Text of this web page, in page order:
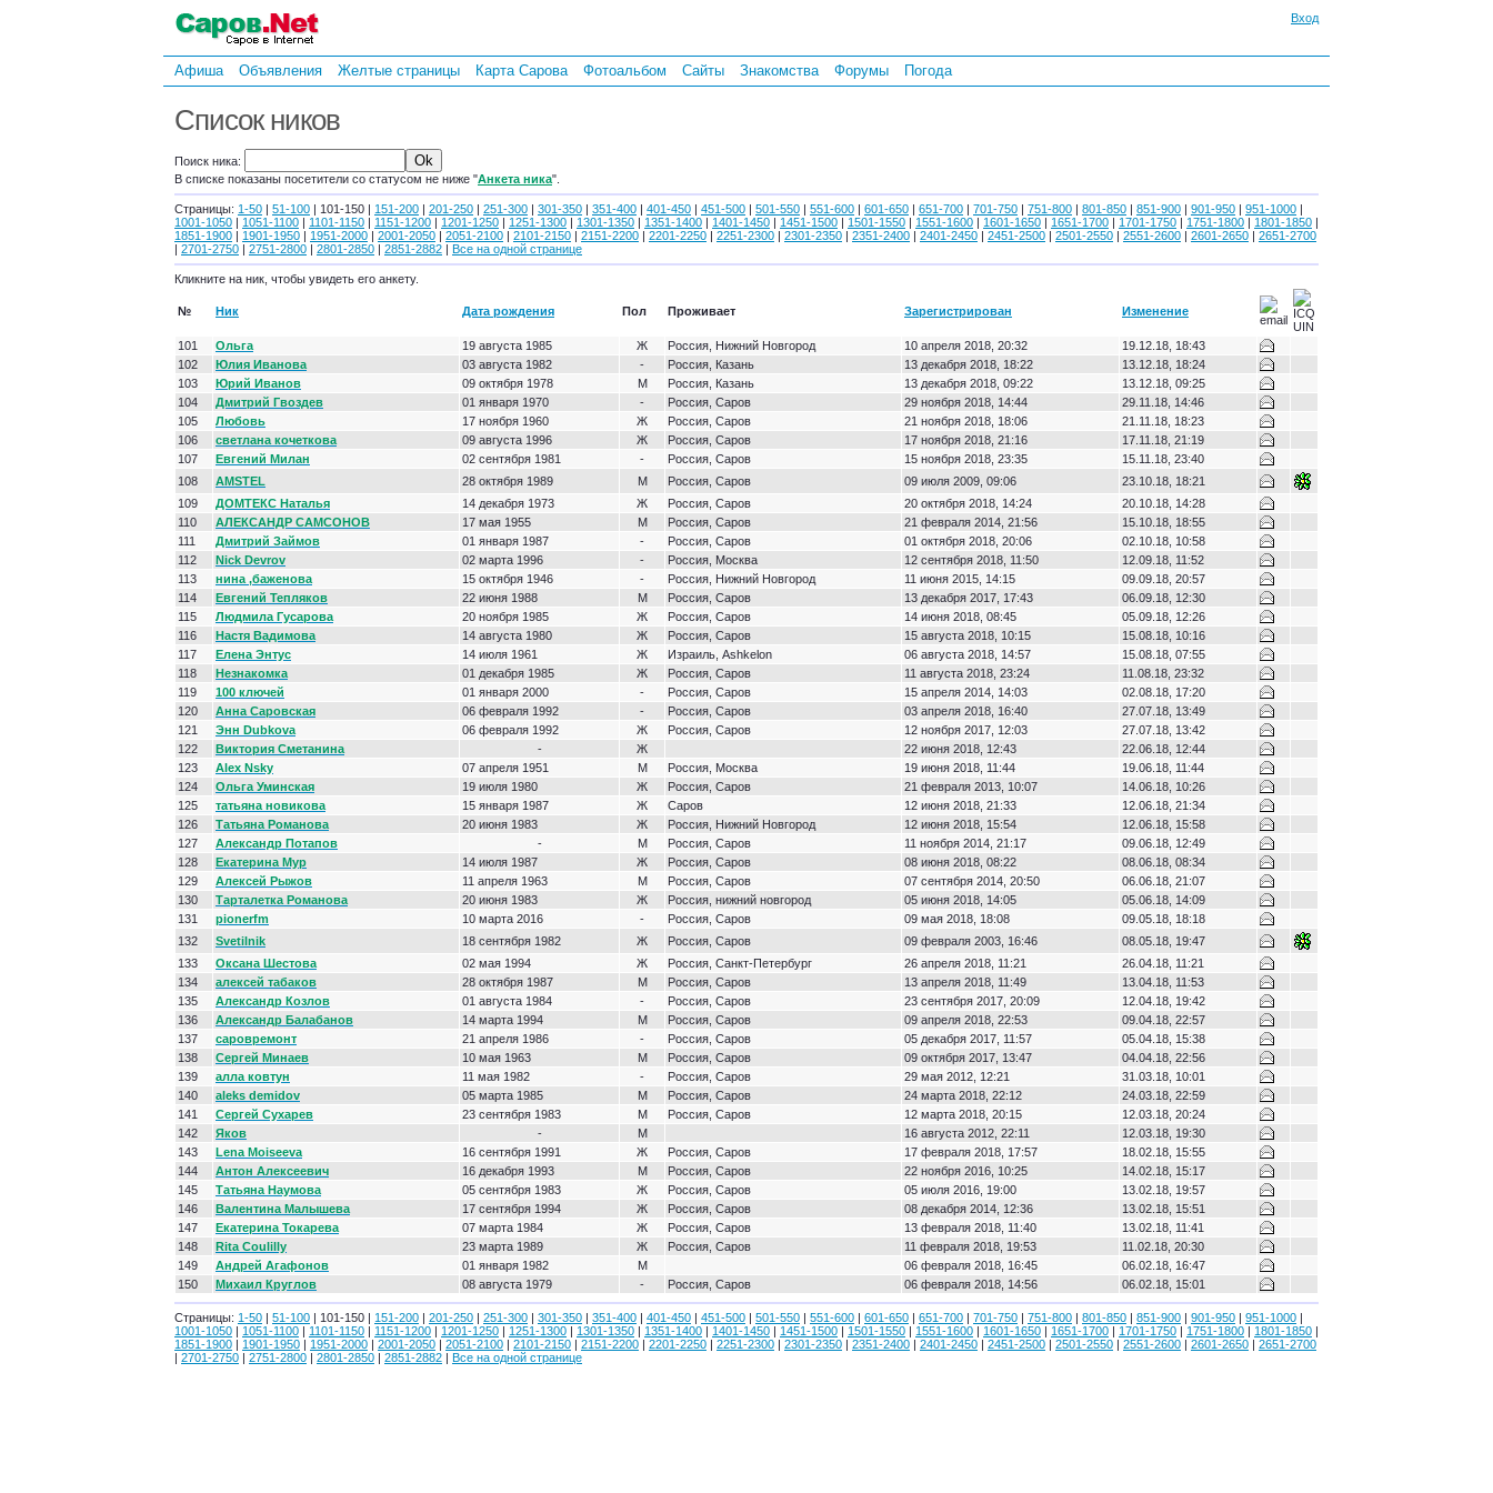
Вход
Афиша Объявления Желтые страницы Карта Сарова Фотоальбом Сайты Знакомства Форумы Погода
Список ников
Поиск ника:
В списке показаны посетители со статусом не ниже "Анкета ника".
Страницы: 1-50 | 51-100 | 101-150 | 151-200 | 201-250 | 251-300 | 301-350 | 351-400 | 401-450 | 451-500 | 501-550 | 551-600 | 601-650 | 651-700 | 701-750 | 751-800 | 801-850 | 851-900 | 901-950 | 951-1000 |
1001-1050 | 1051-1100 | 1101-1150 | 1151-1200 | 1201-1250 | 1251-1300 | 1301-1350 | 1351-1400 | 1401-1450 | 1451-1500 | 1501-1550 | 1551-1600 | 1601-1650 | 1651-1700 | 1701-1750 | 1751-1800 | 1801-1850 |
1851-1900 | 1901-1950 | 1951-2000 | 2001-2050 | 2051-2100 | 2101-2150 | 2151-2200 | 2201-2250 | 2251-2300 | 2301-2350 | 2351-2400 | 2401-2450 | 2451-2500 | 2501-2550 | 2551-2600 | 2601-2650 | 2651-2700
| 2701-2750 | 2751-2800 | 2801-2850 | 2851-2882 | Все на одной странице
Кликните на ник, чтобы увидеть его анкету.
№ Ник Дата рождения Пол Проживает Зарегистрирован Изменение
101 Ольга 19 августа 1985 Ж Россия, Нижний Новгород 10 апреля 2018, 20:32
19.12.18, 18:43
102
Юлия Иванова 03 августа 1982 - Россия, Казань 13 декабря 2018, 18:22
13.12.18, 18:24
103
Юрий Иванов 09 октября 1978 М Россия, Казань 13 декабря 2018, 09:22
13.12.18, 09:25
104
Дмитрий Гвоздев 01 января 1970 - Россия, Саров 29 ноября 2018, 14:44
29.11.18, 14:46
105
Любовь 17 ноября 1960 Ж Россия, Саров 21 ноября 2018, 18:06
21.11.18, 18:23
106
светлана кочеткова 09 августа 1996 Ж Россия, Саров 17 ноября 2018, 21:16
17.11.18, 21:19
107
Евгений Милан 02 сентября 1981 - Россия, Саров 15 ноября 2018, 23:35
15.11.18, 23:40
108
AMSTEL 28 октября 1989 М Россия, Саров 09 июля 2009, 09:06
23.10.18, 18:21
109
ДОМТЕКС Наталья 14 декабря 1973 Ж Россия, Саров 20 октября 2018, 14:24
20.10.18, 14:28
110
АЛЕКСАНДР САМСОНОВ 17 мая 1955 М Россия, Саров 21 февраля 2014, 21:56
15.10.18, 18:55
111
Дмитрий Займов 01 января 1987 - Россия, Саров 01 октября 2018, 20:06
02.10.18, 10:58
112
Nick Devrov 02 марта 1996 - Россия, Москва 12 сентября 2018, 11:50
12.09.18, 11:52
113
нина ,баженова 15 октября 1946 - Россия, Нижний Новгород 11 июня 2015, 14:15
09.09.18, 20:57
114
Евгений Тепляков 22 июня 1988 М Россия, Саров 13 декабря 2017, 17:43
06.09.18, 12:30
115
Людмила Гусарова 20 ноября 1985 Ж Россия, Саров 14 июня 2018, 08:45
05.09.18, 12:26
116
Настя Вадимова 14 августа 1980 Ж Россия, Саров 15 августа 2018, 10:15
15.08.18, 10:16
117
Елена Энтус 14 июля 1961 Ж Израиль, Ashkelon 06 августа 2018, 14:57
15.08.18, 07:55
118
Незнакомка 01 декабря 1985 Ж Россия, Саров 11 августа 2018, 23:24
11.08.18, 23:32
119
100 ключей 01 января 2000 - Россия, Саров 15 апреля 2014, 14:03
02.08.18, 17:20
120
Анна Саровская 06 февраля 1992 - Россия, Саров 03 апреля 2018, 16:40
27.07.18, 13:49
121
Энн Dubkova 06 февраля 1992 Ж Россия, Саров 12 ноября 2017, 12:03
27.07.18, 13:42
122
Виктория Сметанина - Ж 22 июня 2018, 12:43
22.06.18, 12:44
123
Alex Nsky 07 апреля 1951 М Россия, Москва 19 июня 2018, 11:44
19.06.18, 11:44
124
Ольга Уминская 19 июля 1980 Ж Россия, Саров 21 февраля 2013, 10:07
14.06.18, 10:26
125
татьяна новикова 15 января 1987 Ж Саров 12 июня 2018, 21:33
12.06.18, 21:34
126
Татьяна Романова 20 июня 1983 Ж Россия, Нижний Новгород 12 июня 2018, 15:54
12.06.18, 15:58
127
Александр Потапов - М Россия, Саров 11 ноября 2014, 21:17
09.06.18, 12:49
128
Екатерина Мур 14 июля 1987 Ж Россия, Саров 08 июня 2018, 08:22
08.06.18, 08:34
129
Алексей Рыжов 11 апреля 1963 М Россия, Саров 07 сентября 2014, 20:50
06.06.18, 21:07
130
Тарталетка Романова 20 июня 1983 Ж Россия, нижний новгород 05 июня 2018, 14:05
05.06.18, 14:09
131
pionerfm 10 марта 2016 - Россия, Саров 09 мая 2018, 18:08
09.05.18, 18:18
132
Svetilnik 18 сентября 1982 Ж Россия, Саров 09 февраля 2003, 16:46
08.05.18, 19:47
133
Оксана Шестова 02 мая 1994 Ж Россия, Санкт-Петербург 26 апреля 2018, 11:21
26.04.18, 11:21
134
алексей табаков 28 октября 1987 М Россия, Саров 13 апреля 2018, 11:49
13.04.18, 11:53
135
Александр Козлов 01 августа 1984 - Россия, Саров 23 сентября 2017, 20:09
12.04.18, 19:42
136
Александр Балабанов 14 марта 1994 М Россия, Саров 09 апреля 2018, 22:53
09.04.18, 22:57
137
саровремонт 21 апреля 1986 - Россия, Саров 05 декабря 2017, 11:57
05.04.18, 15:38
138
Сергей Минаев 10 мая 1963 М Россия, Саров 09 октября 2017, 13:47
04.04.18, 22:56
139
алла ковтун 11 мая 1982 - Россия, Саров 29 мая 2012, 12:21
31.03.18, 10:01
140
aleks demidov 05 марта 1985 М Россия, Саров 24 марта 2018, 22:12
24.03.18, 22:59
141
Сергей Сухарев 23 сентября 1983 М Россия, Саров 12 марта 2018, 20:15
12.03.18, 20:24
142
Яков - М 16 августа 2012, 22:11
12.03.18, 19:30
143
Lena Moiseeva 16 сентября 1991 Ж Россия, Саров 17 февраля 2018, 17:57
18.02.18, 15:55
144
Антон Алексеевич 16 декабря 1993 М Россия, Саров 22 ноября 2016, 10:25
14.02.18, 15:17
145
Татьяна Наумова 05 сентября 1983 Ж Россия, Саров 05 июля 2016, 19:00
13.02.18, 19:57
146
Валентина Малышева 17 сентября 1994 Ж Россия, Саров 08 декабря 2014, 12:36
13.02.18, 15:51
147
Екатерина Токарева 07 марта 1984 Ж Россия, Саров 13 февраля 2018, 11:40
13.02.18, 11:41
148
Rita Coulilly 23 марта 1989 Ж Россия, Саров 11 февраля 2018, 19:53
11.02.18, 20:30
149
Aндрей Aгафонов 01 января 1982 М 06 февраля 2018, 16:45
06.02.18, 16:47
150
Михаил Круглов 08 августа 1979 - Россия, Саров 06 февраля 2018, 14:56 06.02.18, 15:01
Страницы: 1-50 | 51-100 | 101-150 | 151-200 | 201-250 | 251-300 | 301-350 | 351-400 | 401-450 | 451-500 | 501-550 | 551-600 | 601-650 | 651-700 | 701-750 | 751-800 | 801-850 | 851-900 | 901-950 | 951-1000 |
1001-1050 | 1051-1100 | 1101-1150 | 1151-1200 | 1201-1250 | 1251-1300 | 1301-1350 | 1351-1400 | 1401-1450 | 1451-1500 | 1501-1550 | 1551-1600 | 1601-1650 | 1651-1700 | 1701-1750 | 1751-1800 | 1801-1850 |
1851-1900 | 1901-1950 | 1951-2000 | 2001-2050 | 2051-2100 | 2101-2150 | 2151-2200 | 2201-2250 | 2251-2300 | 2301-2350 | 2351-2400 | 2401-2450 | 2451-2500 | 2501-2550 | 2551-2600 | 2601-2650 | 2651-2700
| 2701-2750 | 2751-2800 | 2801-2850 | 2851-2882 | Все на одной странице